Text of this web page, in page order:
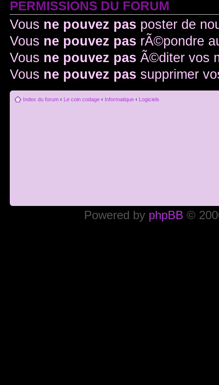
PERMISSIONS DU FORUM
Vous ne pouvez pas poster de
Vous ne pouvez pas rÃ©pondre
Vous ne pouvez pas Ã©diter vos
Vous ne pouvez pas supprimer
Index du forum ‹ Le coin codage ‹ Informatique ‹ Logiciels
Powered by phpBB ©